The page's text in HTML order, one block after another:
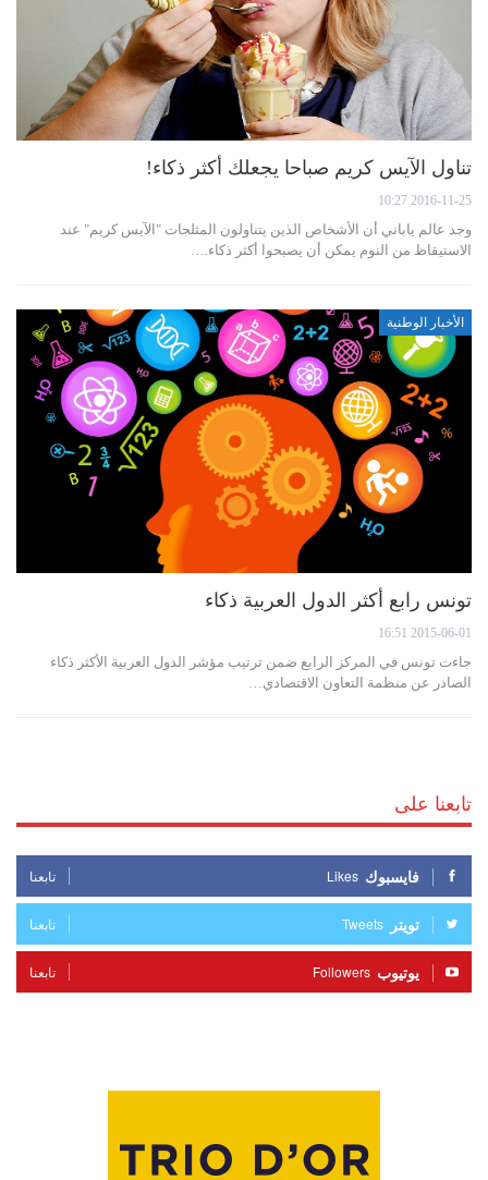
تناول الآيس كريم صباحا يجعلك أكثر ذكاء!
2016-11-25 10:27
وجد عالم ياباني أن الأشخاص الذين يتناولون المثلجات "الآيس كريم" عند
الاستيقاظ من النوم يمكن أن يصبحوا أكثر ذكاء.…
الأخبار الوطنية
تونس رابع أكثر الدول العربية ذكاء
2015-06-01 16:51
جاءت تونس في المركز الرابع ضمن ترتيب مؤشر الدول العربية الأكثر ذكاء
الصادر عن منظمة التعاون الاقتصادي…
تابعنا على
فايسبوك Likes تابعنا
تويتر Tweets تابعنا
يوتيوب Followers تابعنا